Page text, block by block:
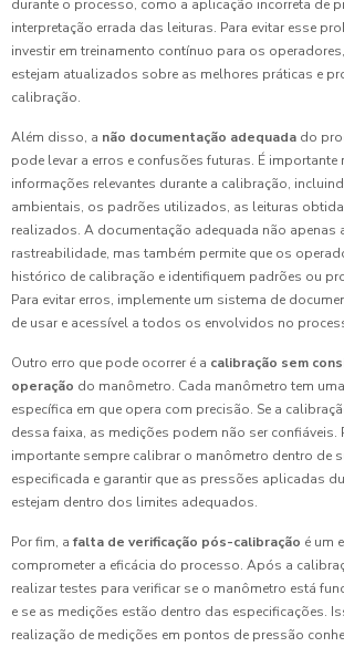
durante o processo, como a aplicação incorreta de
interpretação errada das leituras. Para evitar esse
investir em treinamento contínuo para os
estejam atualizados sobre as melhores práticas e
calibração.
Além disso, a não documentação adequada do
pode levar a erros e confusões futuras. É
informações relevantes durante a calibração,
ambientais, os padrões utilizados, as leituras
realizados. A documentação adequada não apenas
rastreabilidade, mas também permite que os
histórico de calibração e identifiquem padrões ou
Para evitar erros, implemente um sistema de
de usar e acessível a todos os envolvidos no
Outro erro que pode ocorrer é a calibração sem
operação do manômetro. Cada manômetro tem
específica em que opera com precisão. Se a
dessa faixa, as medições podem não ser confiáveis.
importante sempre calibrar o manômetro dentro de
especificada e garantir que as pressões aplicadas
estejam dentro dos limites adequados.
Por fim, a falta de verificação pós-calibração é um
comprometer a eficácia do processo. Após a
realizar testes para verificar se o manômetro está
e se as medições estão dentro das especificações.
realização de medições em pontos de pressão